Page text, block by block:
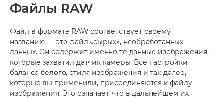
Файлы RAW
Файл в формате RAW соответствует своему
названию — это файл «сырых», необработанных
данных. Он содержит именно те данные изображения,
которые захватил датчик камеры. Все настройки
баланса белого, стиля изображения и так далее,
которые вы применили, присоединяются к файлу
изображения. Это означает, что в дальнейшем их